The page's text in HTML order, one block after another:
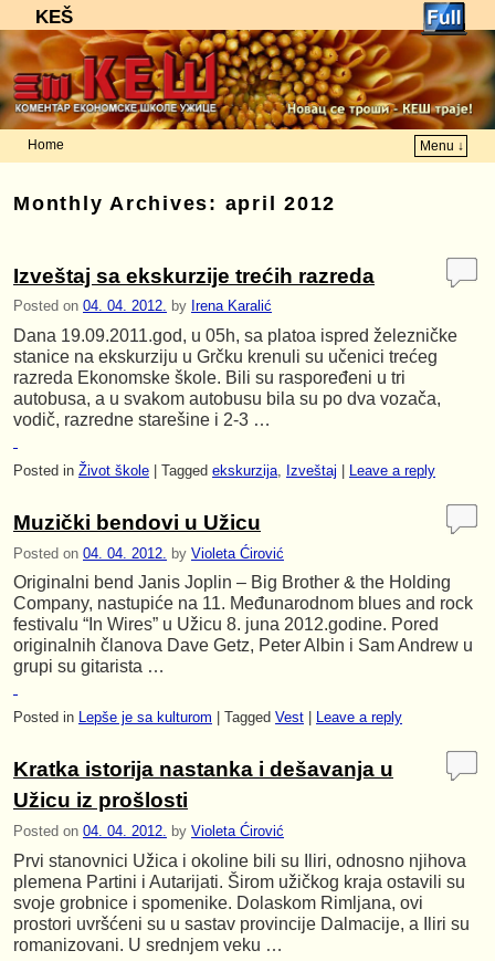
KEŠ
Home
Menu ↓
Monthly Archives: april 2012
Izveštaj sa ekskurzije trećih razreda
Posted on 04. 04. 2012. by Irena Karalić
Dana 19.09.2011.god, u 05h, sa platoa ispred železničke
stanice na ekskurziju u Grčku krenuli su učenici trećeg
razreda Ekonomske škole. Bili su raspoređeni u tri
autobusa, a u svakom autobusu bila su po dva vozača,
vodič, razredne starešine i 2-3 …
Posted in Život škole Tagged ekskurzija, Izveštaj Leave a reply
Muzički bendovi u Užicu
Posted on 04. 04. 2012. by Violeta Ćirović
Originalni bend Janis Joplin – Big Brother & the Holding
Company, nastupiće na 11. Međunarodnom blues and rock
festivalu “In Wires” u Užicu 8. juna 2012.godine. Pored
originalnih članova Dave Getz, Peter Albin i Sam Andrew u
grupi su gitarista …
Posted in Lepše je sa kulturom Tagged Vest Leave a reply
Kratka istorija nastanka i dešavanja u
Užicu iz prošlosti
Posted on 04. 04. 2012. by Violeta Ćirović
Prvi stanovnici Užica i okoline bili su Iliri, odnosno njihova
plemena Partini i Autarijati. Širom užičkog kraja ostavili su
svoje grobnice i spomenike. Dolaskom Rimljana, ovi
prostori uvršćeni su u sastav provincije Dalmacije, a Iliri su
romanizovani. U srednjem veku …